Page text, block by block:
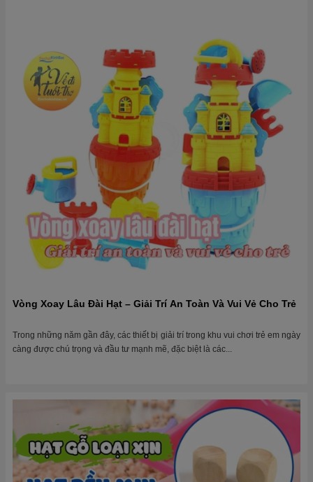
Vòng Xoay Lâu Đài Hạt – Giải Trí An Toàn Và Vui Vẻ Cho Trẻ
Trong những năm gần đây, các thiết bị giải trí trong khu vui chơi trẻ em ngày
càng được chú trọng và đầu tư mạnh mẽ, đặc biệt là các...